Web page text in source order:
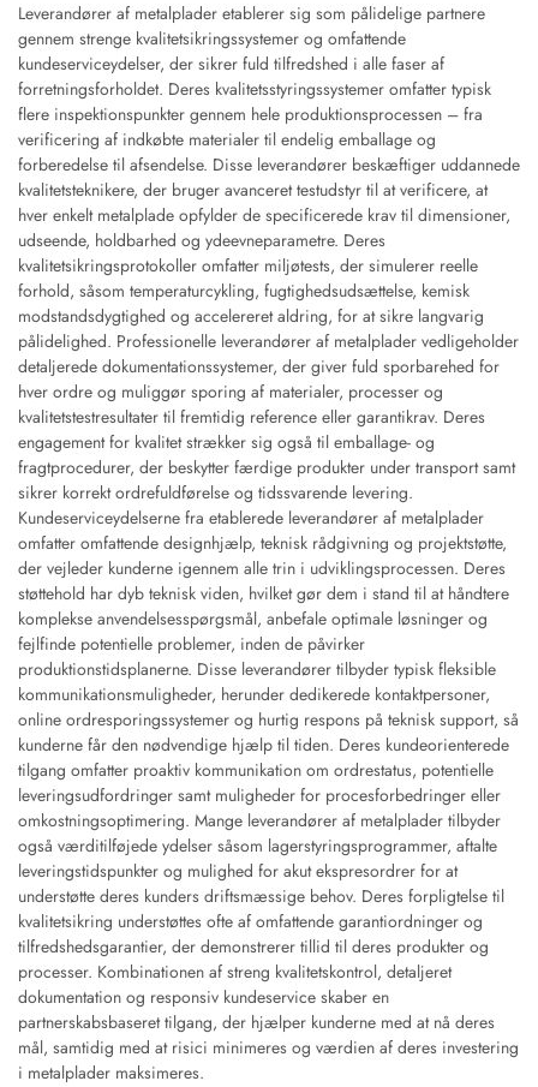
Leverandører af metalplader etablerer sig som pålidelige partnere
gennem strenge kvalitetsikringssystemer og omfattende
kundeserviceydelser, der sikrer fuld tilfredshed i alle faser af
forretningsforholdet. Deres kvalitetsstyringssystemer omfatter typisk
flere inspektionspunkter gennem hele produktionsprocessen – fra
verificering af indkøbte materialer til endelig emballage og
forberedelse til afsendelse. Disse leverandører beskæftiger uddannede
kvalitetsteknikere, der bruger avanceret testudstyr til at verificere, at
hver enkelt metalplade opfylder de specificerede krav til dimensioner,
udseende, holdbarhed og ydeevneparametre. Deres
kvalitetsikringsprotokoller omfatter miljøtests, der simulerer reelle
forhold, såsom temperaturcykling, fugtighedsudsættelse, kemisk
modstandsdygtighed og accelereret aldring, for at sikre langvarig
pålidelighed. Professionelle leverandører af metalplader vedligeholder
detaljerede dokumentationssystemer, der giver fuld sporbarehed for
hver ordre og muliggør sporing af materialer, processer og
kvalitetstestresultater til fremtidig reference eller garantikrav. Deres
engagement for kvalitet strækker sig også til emballage- og
fragtprocedurer, der beskytter færdige produkter under transport samt
sikrer korrekt ordrefuldførelse og tidssvarende levering.
Kundeserviceydelserne fra etablerede leverandører af metalplader
omfatter omfattende designhjælp, teknisk rådgivning og projektstøtte,
der vejleder kunderne igennem alle trin i udviklingsprocessen. Deres
støttehold har dyb teknisk viden, hvilket gør dem i stand til at håndtere
komplekse anvendelsesspørgsmål, anbefale optimale løsninger og
fejlfinde potentielle problemer, inden de påvirker
produktionstidsplanerne. Disse leverandører tilbyder typisk fleksible
kommunikationsmuligheder, herunder dedikerede kontaktpersoner,
online ordresporingssystemer og hurtig respons på teknisk support, så
kunderne får den nødvendige hjælp til tiden. Deres kundeorienterede
tilgang omfatter proaktiv kommunikation om ordrestatus, potentielle
leveringsudfordringer samt muligheder for procesforbedringer eller
omkostningsoptimering. Mange leverandører af metalplader tilbyder
også værditilføjede ydelser såsom lagerstyringsprogrammer, aftalte
leveringstidspunkter og mulighed for akut ekspresordrer for at
understøtte deres kunders driftsmæssige behov. Deres forpligtelse til
kvalitetsikring understøttes ofte af omfattende garantiordninger og
tilfredshedsgarantier, der demonstrerer tillid til deres produkter og
processer. Kombinationen af streng kvalitetskontrol, detaljeret
dokumentation og responsiv kundeservice skaber en
partnerskabsbaseret tilgang, der hjælper kunderne med at nå deres
mål, samtidig med at risici minimeres og værdien af deres investering
i metalplader maksimeres.